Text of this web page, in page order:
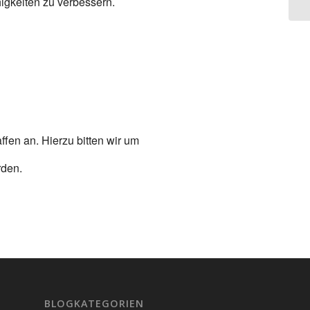
an. Hierzu bitten wir um
BLOGKATEGORIEN